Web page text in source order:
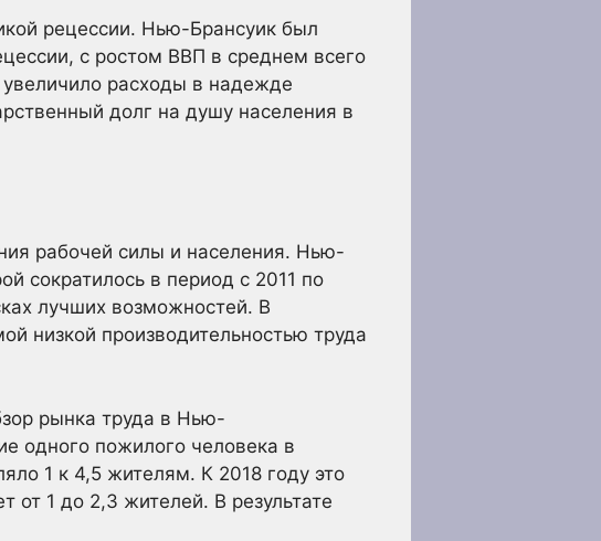
рецессии. Нью-Брансуик был
с ростом ВВП в среднем всего
расходы в надежде
долг на душу населения в
рабочей силы и населения. Нью-
сократилось в период с 2011 по
лучших возможностей. В
низкой производительностью труда
рынка труда в Нью-
одного пожилого человека в
1 к 4,5 жителям. К 2018 году это
от 1 до 2,3 жителей. В результате